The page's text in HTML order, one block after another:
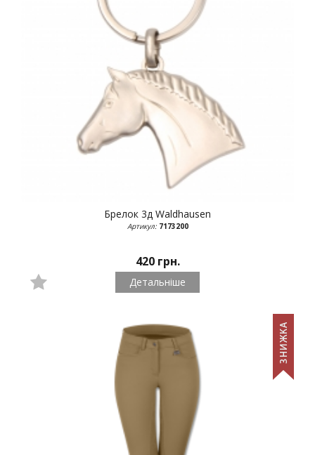
Брелок 3д Waldhausen
Артикул:7173200
420 грн.
Детальніше